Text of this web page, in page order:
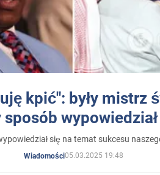
kpić": były mistrz
się na temat sukcesu
Wiadomości05.03.2025 19:48